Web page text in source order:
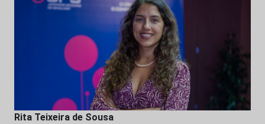
Rita Teixeira de Sousa